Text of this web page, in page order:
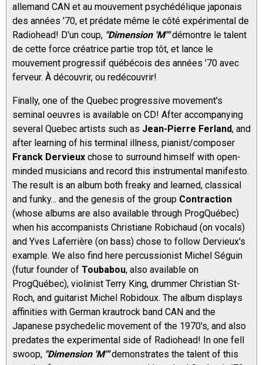
allemand CAN et au mouvement psychédélique japonais
des années '70, et prédate même le côté expérimental de
Radiohead! D'un coup, "Dimension 'M'"démontre le talent
de cette force créatrice partie trop tôt, et lance le
mouvement progressif québécois des années '70 avec
ferveur. À découvrir, ou redécouvrir!
Finally, one of the Quebec progressive movement's
seminal oeuvres is available on CD! After accompanying
several Quebec artists such as Jean-Pierre Ferland, and
after learning of his terminal illness, pianist/composer
Franck Dervieux chose to surround himself with open-
minded musicians and record this instrumental manifesto.
The result is an album both freaky and learned, classical
and funky... and the genesis of the group Contraction
(whose albums are also available through ProgQuébec)
when his accompanists Christiane Robichaud (on vocals)
and Yves Laferrière (on bass) chose to follow Dervieux's
example. We also find here percussionist Michel Séguin
(futur founder of Toubabou, also available on
ProgQuébec), violinist Terry King, drummer Christian St-
Roch, and guitarist Michel Robidoux. The album displays
affinities with German krautrock band CAN and the
Japanese psychedelic movement of the 1970's, and also
predates the experimental side of Radiohead! In one fell
swoop, "Dimension 'M'"demonstrates the talent of this